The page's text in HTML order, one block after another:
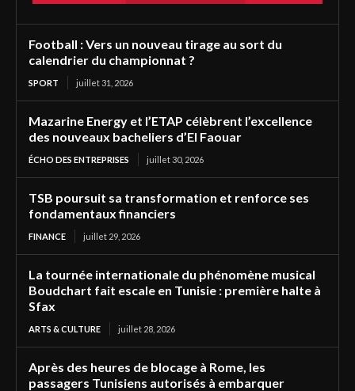
Football : Vers un nouveau tirage au sort du
calendrier du championnat ?
SPORT juillet 31, 2026
Mazarine Energy et l’ETAP célèbrent l’excellence
des nouveaux bacheliers d’El Faouar
ÉCHO DES ENTREPRISES juillet 30, 2026
TSB poursuit sa transformation et renforce ses
fondamentaux financiers
FINANCE juillet 29, 2026
La tournée internationale du phénomène musical
Boudchart fait escale en Tunisie : première halte à
Sfax
ARTS & CULTURE juillet 28, 2026
Après des heures de blocage à Rome, les
passagers Tunisiens autorisés à embarquer